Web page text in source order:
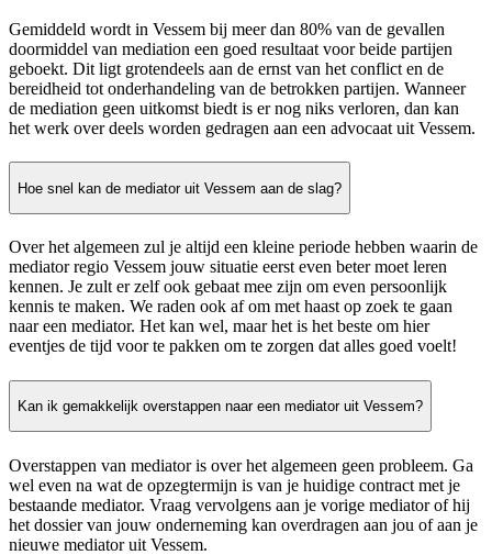
Gemiddeld wordt in Vessem bij meer dan 80% van de gevallen
doormiddel van mediation een goed resultaat voor beide partijen
geboekt. Dit ligt grotendeels aan de ernst van het conflict en de
bereidheid tot onderhandeling van de betrokken partijen. Wanneer
de mediation geen uitkomst biedt is er nog niks verloren, dan kan
het werk over deels worden gedragen aan een advocaat uit Vessem.
Hoe snel kan de mediator uit Vessem aan de slag?
Over het algemeen zul je altijd een kleine periode hebben waarin de
mediator regio Vessem jouw situatie eerst even beter moet leren
kennen. Je zult er zelf ook gebaat mee zijn om even persoonlijk
kennis te maken. We raden ook af om met haast op zoek te gaan
naar een mediator. Het kan wel, maar het is het beste om hier
eventjes de tijd voor te pakken om te zorgen dat alles goed voelt!
Kan ik gemakkelijk overstappen naar een mediator uit Vessem?
Overstappen van mediator is over het algemeen geen probleem. Ga
wel even na wat de opzegtermijn is van je huidige contract met je
bestaande mediator. Vraag vervolgens aan je vorige mediator of hij
het dossier van jouw onderneming kan overdragen aan jou of aan je
nieuwe mediator uit Vessem.